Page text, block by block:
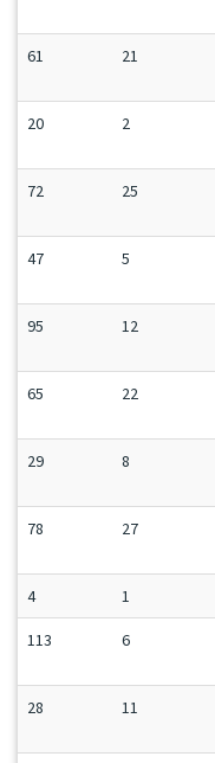
61 21
20 2
72 25
47 5
95 12
65 22
29 8
78 27
4 1
113 6
28 11